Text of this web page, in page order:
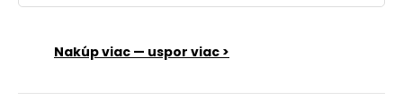
Nakúp viac — uspor viac >